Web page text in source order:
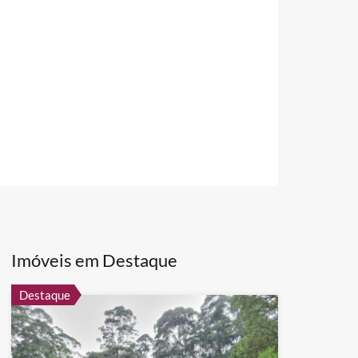
Imóveis em Destaque
Destaque